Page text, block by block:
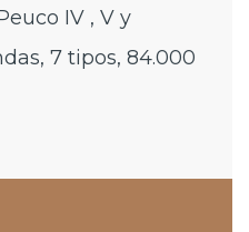
IV , V y
7 tipos, 84.000